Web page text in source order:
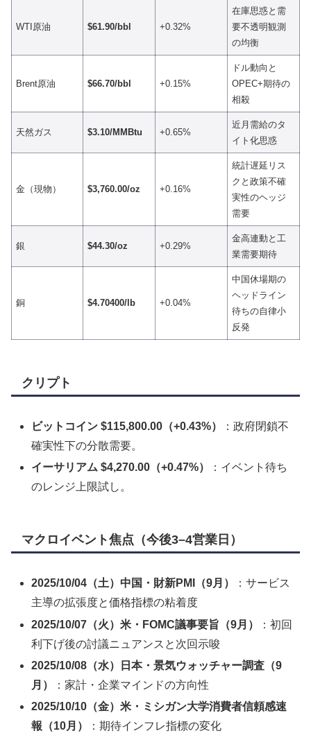
WTI原油 $61.90/bbl +0.32%
在庫思惑と需
要不透明観測
の均衡
Brent原油 $66.70/bbl +0.15%
ドル動向と
OPEC+期待の
相殺
天然ガス $3.10/MMBtu +0.65%
近月需給のタ
イト化思惑
金（現物） $3,760.00/oz +0.16%
統計遅延リス
クと政策不確
実性のヘッジ
需要
銀 $44.30/oz +0.29%
金高連動と工
業需要期待
銅 $4.70400/lb +0.04%
中国休場期の
ヘッドライン
待ちの自律小
反発
クリプト
ビットコイン $115,800.00（+0.43%）
：政府閉鎖不
確実性下の分散需要。
イーサリアム $4,270.00（+0.47%）
：イベント待ち
のレンジ上限試し。
マクロイベント焦点（今後3–4営業日）
2025/10/04（土）中国・財新PMI（9月）
：サービス
主導の拡張度と価格指標の粘着度
2025/10/07（火）米・FOMC議事要旨（9月）
：初回
利下げ後の討議ニュアンスと次回示唆
2025/10/08（水）日本・景気ウォッチャー調査（9
月）
：家計・企業マインドの方向性
2025/10/10（金）米・ミシガン大学消費者信頼感速
報（10月）
：期待インフレ指標の変化